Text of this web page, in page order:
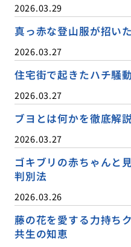
2026.03.29
真っ赤な登山服が招い
2026.03.27
住宅街で起きたハチ騒
2026.03.27
ブヨとは何かを徹底解
2026.03.27
ゴキブリの赤ちゃんと
判別法
2026.03.26
藤の花を愛する力持ち
共生の知恵